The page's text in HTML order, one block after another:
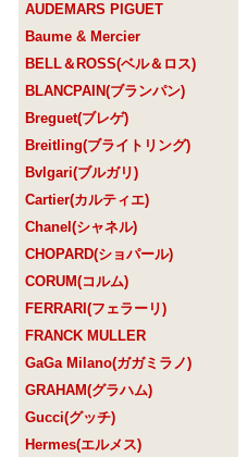
AUDEMARS PIGUET
Baume & Mercier
BELL＆ROSS(ベル＆ロス)
BLANCPAIN(ブランパン)
Breguet(ブレゲ)
Breitling(ブライトリング)
Bvlgari(ブルガリ)
Cartier(カルティエ)
Chanel(シャネル)
CHOPARD(ショパール)
CORUM(コルム)
FERRARI(フェラーリ)
FRANCK MULLER
GaGa Milano(ガガミラノ)
GRAHAM(グラハム)
Gucci(グッチ)
Hermes(エルメス)